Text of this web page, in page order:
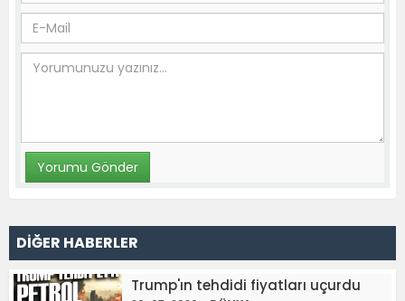
DİĞER HABERLER
Trump'ın tehdidi fiyatları uçurdu